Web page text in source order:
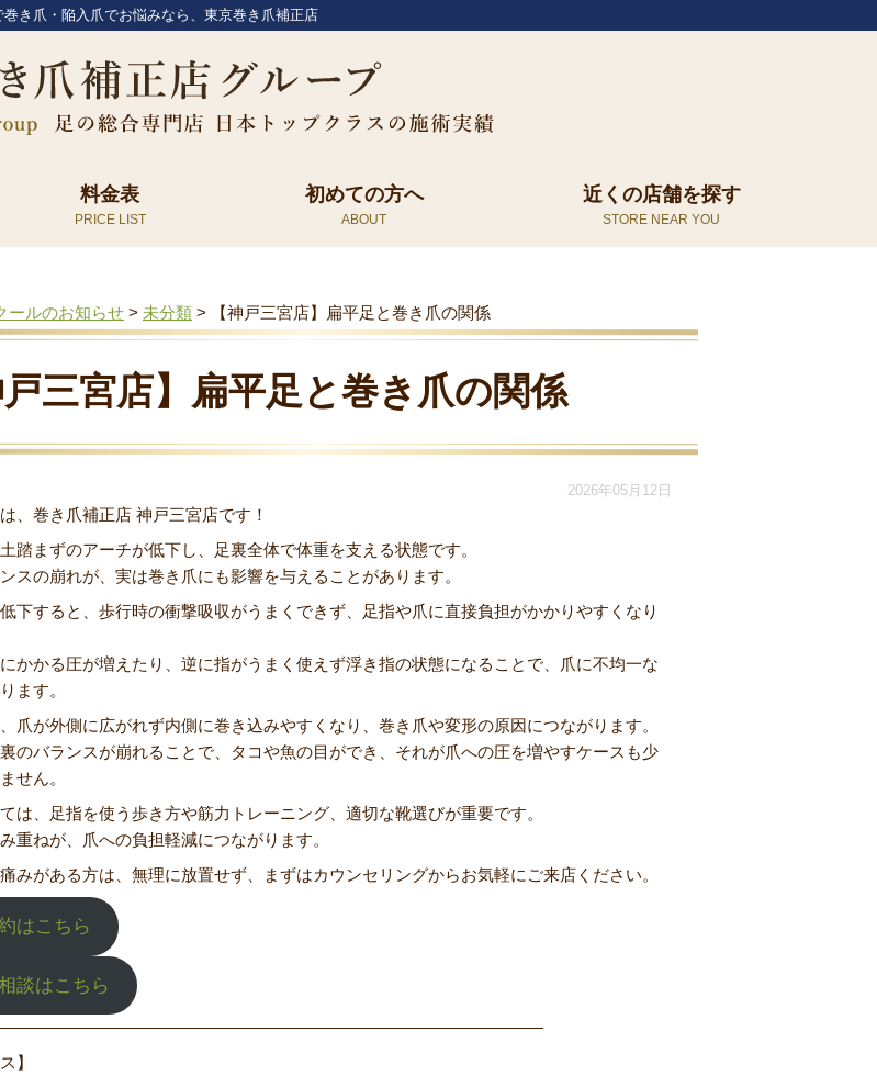
巻き爪・陥入爪でお悩みなら、東京巻き爪補正店
料金表 初めての方へ 近くの店舗を探す
ールのお知らせ > 未分類 > 【神戸三宮店】扁平足と巻き爪の関係
戸三宮店】扁平足と巻き爪の関係
2026年05月12日
、巻き爪補正店 神戸三宮店です！
踏まずのアーチが低下し、足裏全体で体重を支える状態です。
スの崩れが、実は巻き爪にも影響を与えることがあります。
下すると、歩行時の衝撃吸収がうまくできず、足指や爪に直接負担がかかりやすくなり
かかる圧が増えたり、逆に指がうまく使えず浮き指の状態になることで、爪に不均一な
ます。
爪が外側に広がれず内側に巻き込みやすくなり、巻き爪や変形の原因につながります。
のバランスが崩れることで、タコや魚の目ができ、それが爪への圧を増やすケースも少
せん。
は、足指を使う歩き方や筋力トレーニング、適切な靴選びが重要です。
重ねが、爪への負担軽減につながります。
みがある方は、無理に放置せず、まずはカウンセリングからお気軽にご来店ください。
はこちら
談はこちら
】